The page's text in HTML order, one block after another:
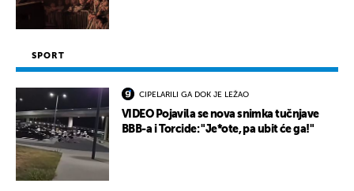
SPORT
CIPELARILI GA DOK JE LEŽAO
VIDEO Pojavila se nova snimka tučnjave
BBB-a i Torcide: "Je*ote, pa ubit će ga!"